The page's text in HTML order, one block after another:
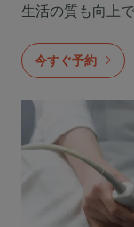
生活の質も向上で
今すぐ予約